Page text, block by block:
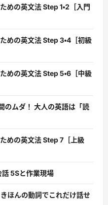
めの英文法 Step 1・2［入門
めの英文法 Step 3・4［初級
めの英文法 Step 5・6［中級
のムダ！ 大人の英語は「読
めの英文法 Step 7［上級
話 5Sと作業現場
ほんの動詞でこれだけ話せ